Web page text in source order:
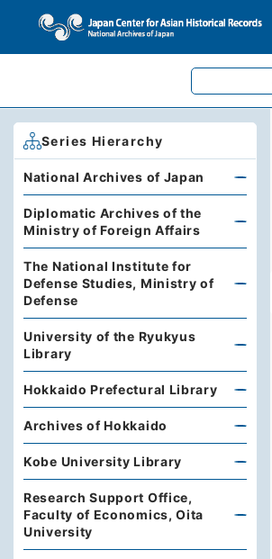
Series Hierarchy
National Archives of Japan
Diplomatic Archives of the
Ministry of Foreign Affairs
The National Institute for
Defense Studies, Ministry of
Defense
University of the Ryukyus
Library
Hokkaido Prefectural Library
Archives of Hokkaido
Kobe University Library
Research Support Office,
Faculty of Economics, Oita
University